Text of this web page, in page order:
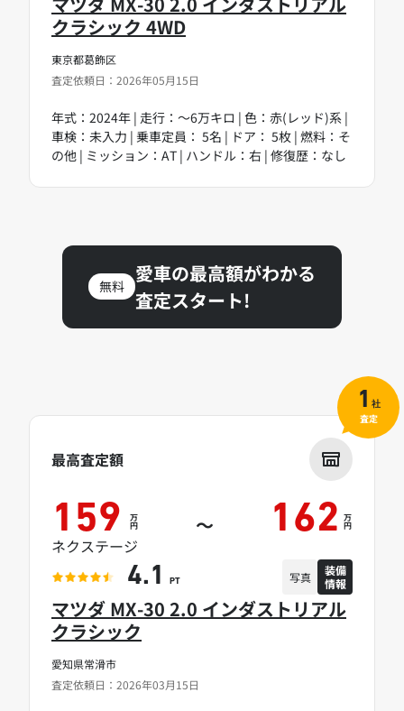
東京都葛飾区
査定依頼日：2026年05月15日
クラシック 4WD
年式：2024年 | 走行：～6万キロ | 色：赤(レッド)系 |
車検：未入力 | 乗車定員： 5名 | ドア： 5枚 | 燃料：そ
の他 | ミッション：AT | ハンドル：右 | 修復歴：なし
無料
愛車の最高額がわかる
査定スタート!
愛知県常滑市
査定依頼日：2026年03月15日
マツダ MX-30 2.0 インダストリアル
クラシック
最高査定額
159 万
円 ～ 162 万
円
ネクステージ
4.1 PT 写真
装備
情報
1 社
査定